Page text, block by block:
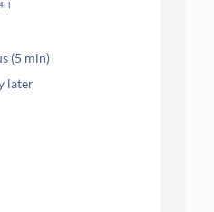
(5 min)
later